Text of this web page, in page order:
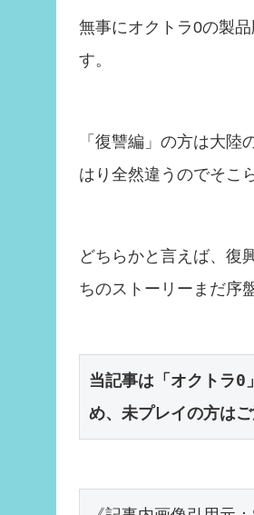
無事にオクトラ0の製
す。
「復讐編」の方は大
はり全然違うのでそこ
どちらかと言えば、復
ちのストーリーまだ序
当記事は「オクトラ0
め、未プレイの方はご